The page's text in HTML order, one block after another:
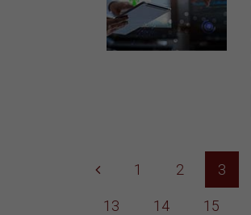
1 2 3
13 14 15